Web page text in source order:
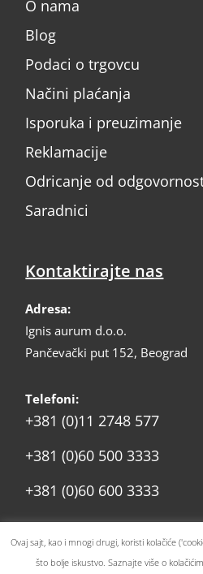
O nama
Blog
Podaci o trgovcu
Načini plaćanja
Isporuka i preuzimanje
Reklamacije
Odricanje od
Saradnici
Kontaktirajte nas
Adresa:
Ignis aurum d.o.o.
Pančevački put 152, Beograd
Telefoni:
+381 (0)11 2748 577
+381 (0)60 500 3333
+381 (0)60 600 3333
Ovaj sajt, kao i mnogi drugi, koristi kolačiće
što bolje iskustvo. Saznajte više o